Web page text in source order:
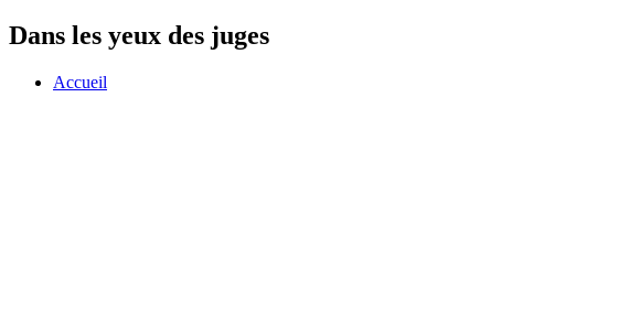
Dans les yeux des juges
Accueil